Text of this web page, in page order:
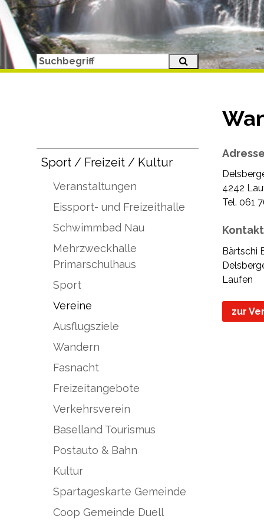
Suchbegriff
Suche starten
Subnavigation
Sport / Freizeit / Kultur
Veranstaltungen
Eissport- und Freizeithalle
Schwimmbad Nau
Mehrzweckhalle
Primarschulhaus
Sport
Vereine
Ausflugsziele
Wandern
Fasnacht
Freizeitangebote
Verkehrsverein
Baselland Tourismus
Postauto & Bahn
Kultur
Spartageskarte Gemeinde
Coop Gemeinde Duell
Adresse
4242
Tel. 061
Kontakt
Bärtschi
Laufen
zur